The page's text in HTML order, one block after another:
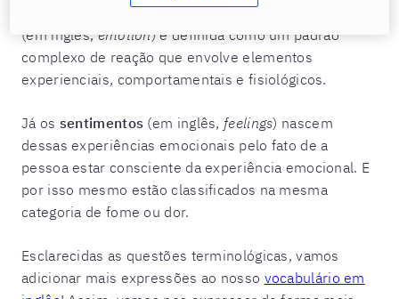
American Psychological Association (APA), a emoção
(em inglês, emotion ) é definida como um padrão
complexo de reação que envolve elementos
experienciais, comportamentais e fisiológicos.
Já os sentimentos (em inglês, feelings) nascem
dessas experiências emocionais pelo fato de a
pessoa estar consciente da experiência emocional. E
por isso mesmo estão classificados na mesma
categoria de fome ou dor.
Esclarecidas as questões terminológicas, vamos
adicionar mais expressões ao nosso vocabulário em